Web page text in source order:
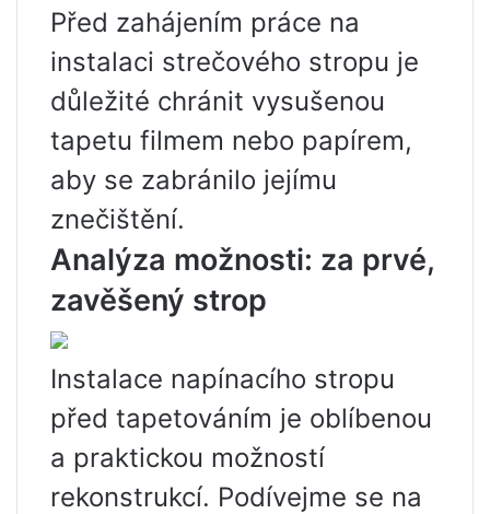
Před zahájením práce na
instalaci strečového stropu je
důležité chránit vysušenou
tapetu filmem nebo papírem,
aby se zabránilo jejímu
znečištění.
Analýza možnosti: za prvé,
zavěšený strop
Instalace napínacího stropu
před tapetováním je oblíbenou
a praktickou možností
rekonstrukcí. Podívejme se na